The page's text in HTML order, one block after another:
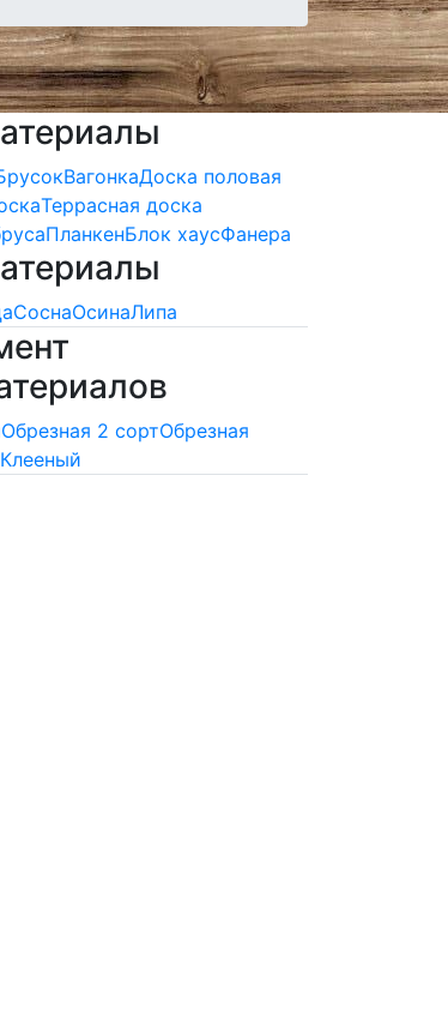
ВагонкаДоска половая
Террасная доска
ПланкенБлок хаусФанера
СоснаОсинаЛипа
Обрезная 2 сортОбрезная
Клееный